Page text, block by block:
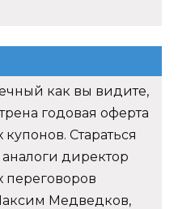
как вы видите,
годовая оферта
Стараться
директор
переговоров
Медведков,